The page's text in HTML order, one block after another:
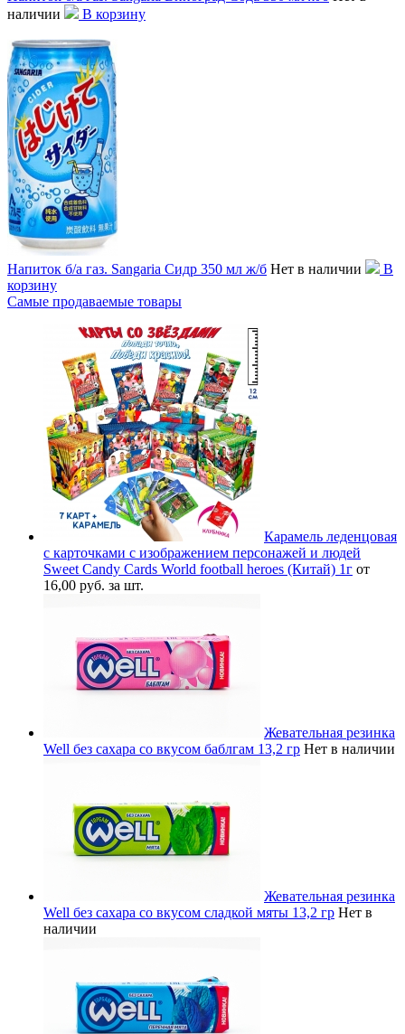
наличии
В корзину
Напиток б/а газ. Sangaria Сидр 350 мл ж/б Нет в наличии
В
корзину
Самые продаваемые товары
Карамель леденцовая
с карточками с изображением персонажей и людей
Sweet Candy Cards World football heroes (Китай) 1г от
16,00 руб. за шт.
Жевательная резинка
Well без сахара со вкусом баблгам 13,2 гр Нет в наличии
Жевательная резинка
Well без сахара со вкусом сладкой мяты 13,2 гр Нет в
наличии